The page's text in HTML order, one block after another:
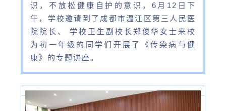
识，不放松健康自护的意识，6月12日下
午，学校邀请到了成都市温江区第三人民医
院院长、 学校卫生副校长郑俊华女士来校
为初一年级的同学们开展了《传染病与健
康》的专题讲座。